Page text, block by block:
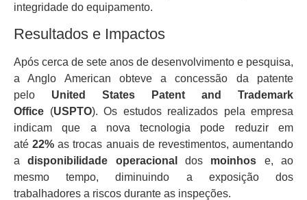
integridade do equipamento.
Resultados e Impactos
Após cerca de sete anos de desenvolvimento e pesquisa,
a Anglo American obteve a concessão da patente
pelo United States Patent and Trademark
Office (USPTO). Os estudos realizados pela empresa
indicam que a nova tecnologia pode reduzir em
até22% as trocas anuais de revestimentos, aumentando
adisponibilidade operacional dos moinhos e, ao
mesmo tempo, diminuindo a exposição dos
trabalhadores a riscos durante as inspeções.